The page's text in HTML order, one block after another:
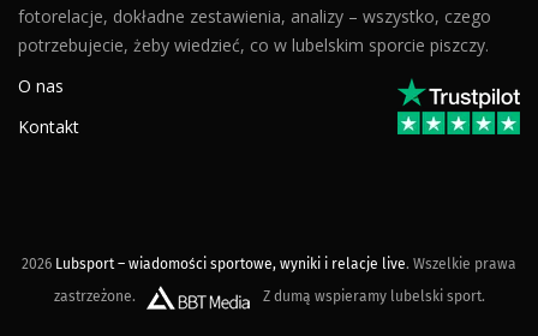
fotorelacje, dokładne zestawienia, analizy – wszystko, czego
potrzebujecie, żeby wiedzieć, co w lubelskim sporcie piszczy.
O nas
Kontakt
2026 Lubsport – wiadomości sportowe, wyniki i relacje live. Wszelkie prawa
zastrzeżone.
Z dumą wspieramy lubelski sport.